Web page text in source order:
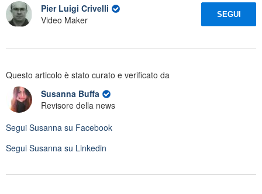
Pier Luigi Crivelli
Video Maker
SEGUI
Questo articolo è stato curato e verificato da
Susanna Buffa
Revisore della news
Segui Susanna su Facebook
Segui Susanna su Linkedin